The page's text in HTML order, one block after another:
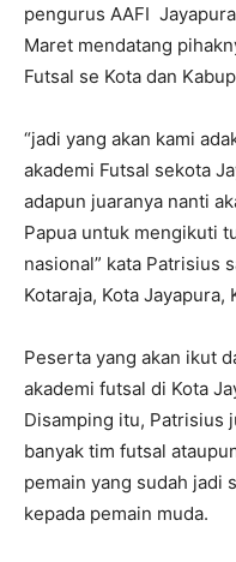
pengurus AAFI
Maret mendatang
Futsal se Kota dan
“jadi yang akan kami
akademi Futsal sekota
adapun juaranya nanti
Papua untuk mengikuti
nasional” kata Patrisius
Kotaraja, Kota Jayapura,
Peserta yang akan ikut
akademi futsal di Kota
Disamping itu, Patrisius
banyak tim futsal
pemain yang sudah jadi
kepada pemain muda.